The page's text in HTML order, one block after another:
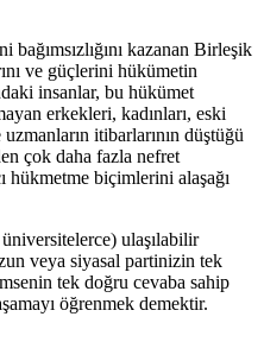
kazanan Birleşik
ve güçlerini hükümetin
insanlar, bu hükümet
erkekleri, kadınları, eski
itibarlarının düştüğü
çok daha fazla nefret
hükmetme biçimlerini alaşağı
ulaşılabilir
veya siyasal partinizin tek
tek doğru cevaba sahip
öğrenmek demektir.